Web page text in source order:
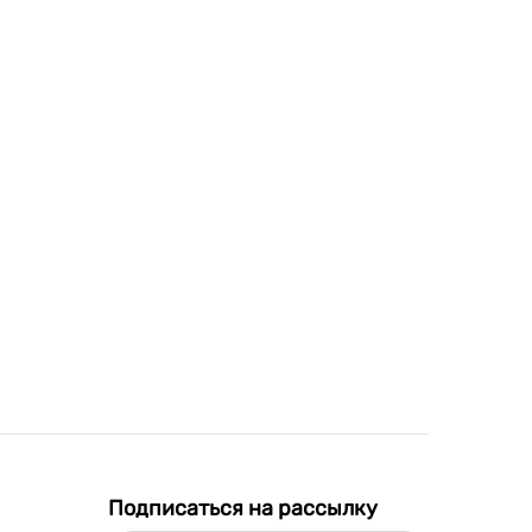
Подписаться на рассылку